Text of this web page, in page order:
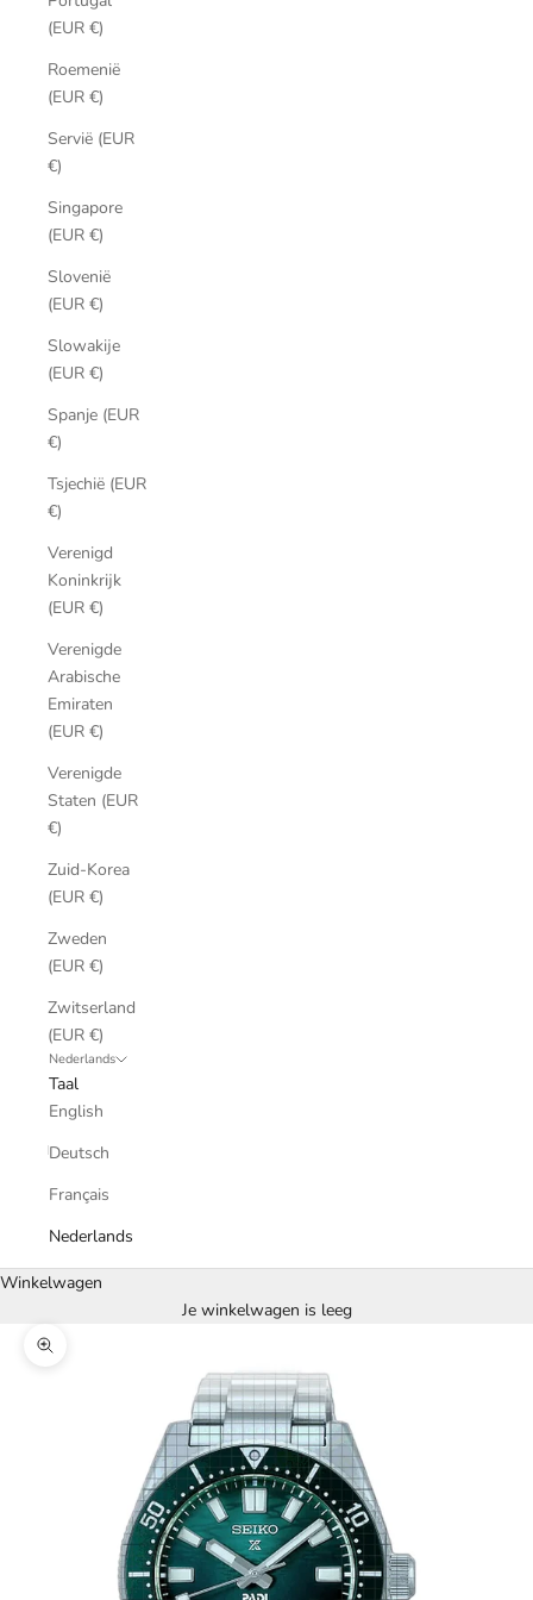
(EUR €)
Roemenië
(EUR €)
Servië (EUR
€)
Singapore
(EUR €)
Slovenië
(EUR €)
Slowakije
(EUR €)
Spanje (EUR
€)
Tsjechië (EUR
€)
Verenigd
Koninkrijk
(EUR €)
Verenigde
Arabische
Emiraten
(EUR €)
Verenigde
Staten (EUR
€)
Zuid-Korea
(EUR €)
Zweden
(EUR €)
Zwitserland
(EUR €)
Nederlands
Taal
English
Deutsch
Français
Nederlands
Winkelwagen
Je winkelwagen is leeg
In-/uitzoomen